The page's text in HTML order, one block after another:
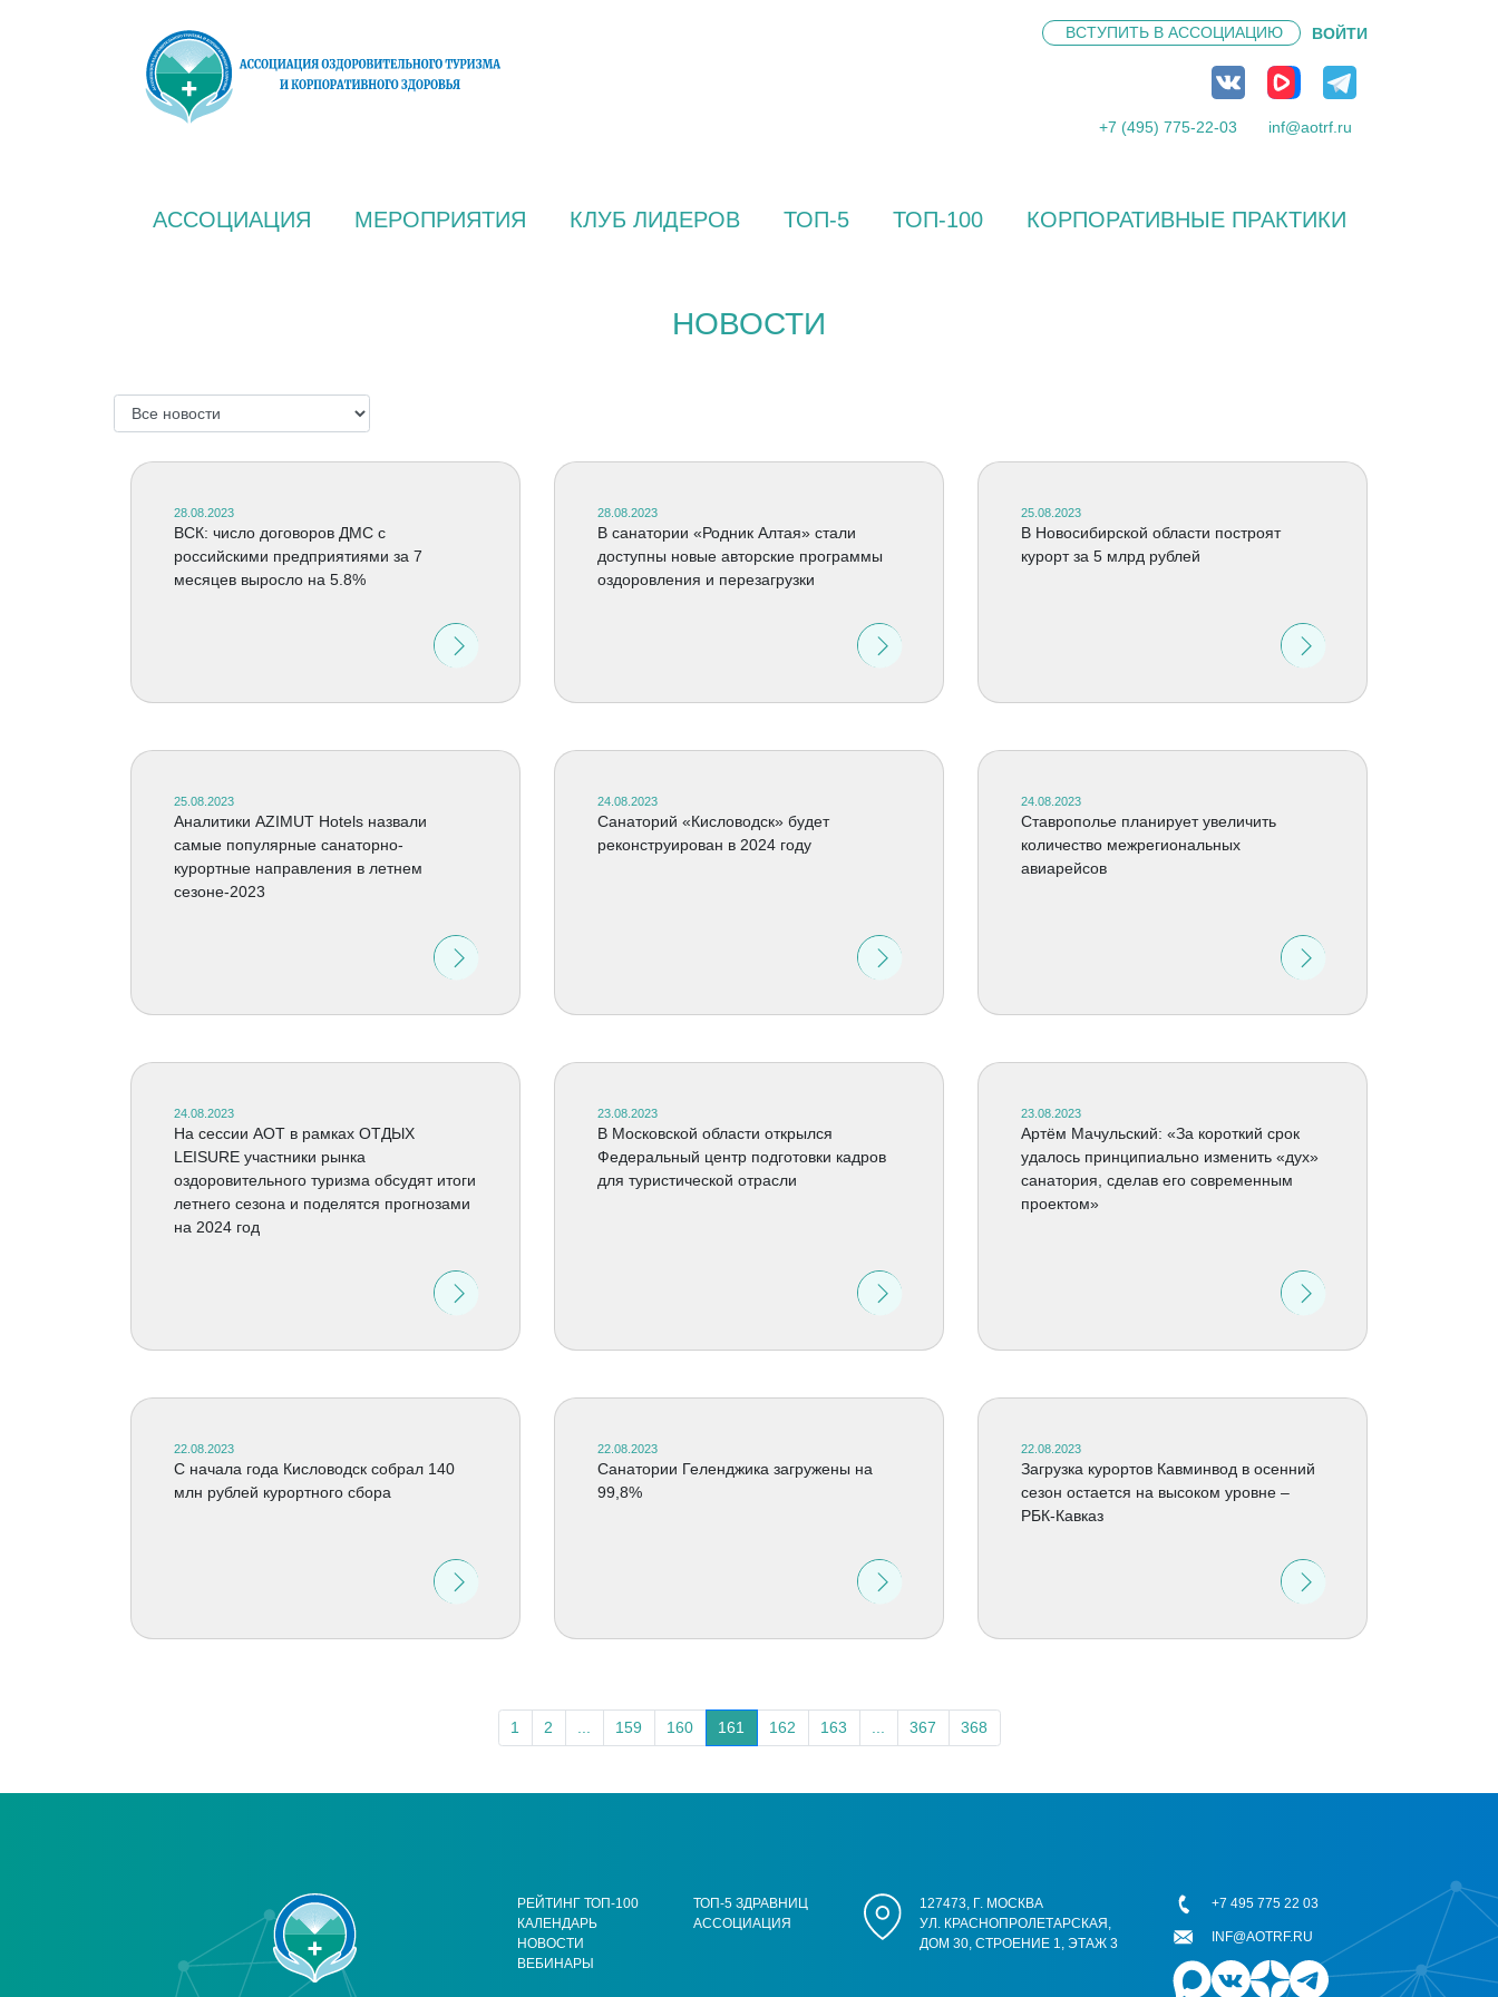
ВСТУПИТЬ В АССОЦИАЦИЮ ВОЙТИ
+7 (495) 775-22-03 inf@aotrf.ru
АССОЦИАЦИЯ МЕРОПРИЯТИЯ КЛУБ ЛИДЕРОВ ТОП-5 ТОП-100 КОРПОРАТИВНЫЕ ПРАКТИКИ
НОВОСТИ
28.08.2023
ВСК: число договоров ДМС с
российскими предприятиями за 7
месяцев выросло на 5.8%
28.08.2023
В санатории «Родник Алтая» стали
доступны новые авторские программы
оздоровления и перезагрузки
25.08.2023
В Новосибирской области построят
курорт за 5 млрд рублей
25.08.2023
Аналитики AZIMUT Hotels назвали
самые популярные санаторно-
курортные направления в летнем
сезоне-2023
24.08.2023
Санаторий «Кисловодск» будет
реконструирован в 2024 году
24.08.2023
Ставрополье планирует увеличить
количество межрегиональных
авиарейсов
24.08.2023
На сессии АОТ в рамках ОТДЫХ
LEISURE участники рынка
оздоровительного туризма обсудят итоги
летнего сезона и поделятся прогнозами
на 2024 год
23.08.2023
В Московской области открылся
Федеральный центр подготовки кадров
для туристической отрасли
23.08.2023
Артём Мачульский: «За короткий срок
удалось принципиально изменить «дух»
санатория, сделав его современным
проектом»
22.08.2023
С начала года Кисловодск собрал 140
млн рублей курортного сбора
22.08.2023
Санатории Геленджика загружены на
99,8%
22.08.2023
Загрузка курортов Кавминвод в осенний
сезон остается на высоком уровне –
РБК-Кавказ
1 2 159 160 161 162 163 367 368
РЕЙТИНГ ТОП-100
КАЛЕНДАРЬ
НОВОСТИ
ВЕБИНАРЫ
ТОП-5 ЗДРАВНИЦ
АССОЦИАЦИЯ
127473, Г. МОСКВА
УЛ. КРАСНОПРОЛЕТАРСКАЯ,
ДОМ 30, СТРОЕНИЕ 1, ЭТАЖ 3
+7 495 775 22 03
INF@AOTRF.RU